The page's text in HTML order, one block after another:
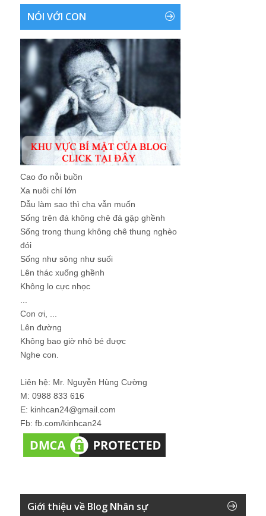
NÓI VỚI CON
Cao đo nỗi buồn
Xa nuôi chí lớn
Dẫu làm sao thì cha vẫn muốn
Sống trên đá không chê đá gập ghềnh
Sống trong thung không chê thung nghèo
đói
Sống như sông như suối
Lên thác xuống ghềnh
Không lo cực nhọc
Con ơi, ...
Lên đường
Không bao giờ nhỏ bé được
Nghe con.
Liên hệ: Mr. Nguyễn Hùng Cường
M: 0988 833 616
E: kinhcan24@gmail.com
Fb: fb.com/kinhcan24
Giới thiệu về Blog Nhân sự